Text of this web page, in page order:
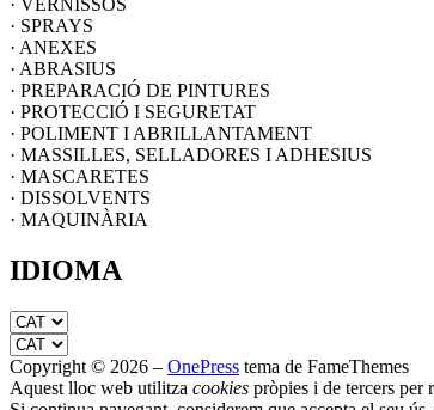
· SPRAYS
· ANEXES
· ABRASIUS
· PREPARACIÓ DE PINTURES
· PROTECCIÓ I SEGURETAT
· POLIMENT I ABRILLANTAMENT
· MASSILLES, SELLADORES I ADHESIUS
· MASCARETES
· DISSOLVENTS
· MAQUINÀRIA
IDIOMA
Copyright © 2026 – OnePress tema de FameThemes
Aquest lloc web utilitza cookies pròpies i de tercers per